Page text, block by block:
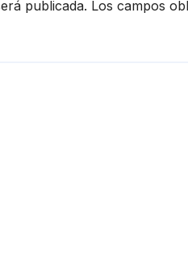
publicada. Los campos